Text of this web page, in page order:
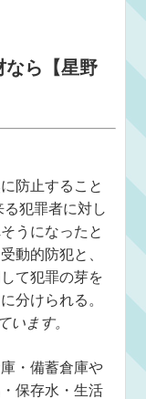
なら【星野
防止すること
犯罪者に対し
うになったと
動的防犯と、
て犯罪の芽を
分けられる。
います。
・備蓄倉庫や
保存水・生活